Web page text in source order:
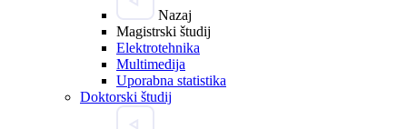
Nazaj
Magistrski študij
Elektrotehnika
Multimedija
Uporabna statistika
Doktorski študij